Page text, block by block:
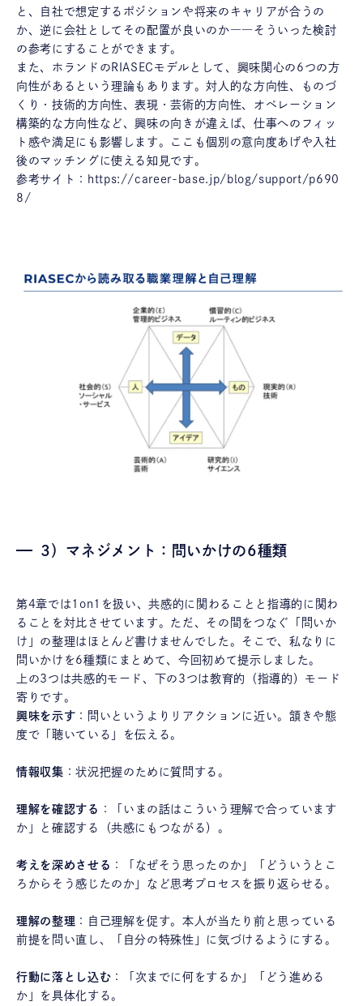
と、自社で想定するポジションや将来のキャリアが合うの
か、逆に会社としてその配置が良いのか――そういった検討
の参考にすることができます。
また、ホランドのRIASECモデルとして、興味関心の6つの方
向性があるという理論もあります。対人的な方向性、ものづ
くり・技術的方向性、表現・芸術的方向性、オペレーション
構築的な方向性など、興味の向きが違えば、仕事へのフィッ
ト感や満足にも影響します。ここも個別の意向度あげや入社
後のマッチングに使える知見です。
参考サイト：
https://career-base.jp/blog/support/p690
8/
3）マネジメント：問いかけの6種類
第4章では1on1を扱い、共感的に関わることと指導的に関わ
ることを対比させています。ただ、その間をつなぐ「問いか
け」の整理はほとんど書けませんでした。そこで、私なりに
問いかけを6種類にまとめて、今回初めて提示しました。
上の3つは共感的モード、下の3つは教育的（指導的）モード
寄りです。
興味を示す ：問いというよりリアクションに近い。頷きや態
度で「聴いている」を伝える。
情報収集 ：状況把握のために質問する。
理解を確認する
：「いまの話はこういう理解で合っています
か」と確認する（共感にもつながる）。
考えを深めさせる ：「なぜそう思ったのか」「どういうとこ
ろからそう感じたのか」など思考プロセスを振り返らせる。
理解の整理 ：自己理解を促す。本人が当たり前と思っている
前提を問い直し、「自分の特殊性」に気づけるようにする。
行動に落とし込む ：「次までに何をするか」「どう進める
か」を具体化する。